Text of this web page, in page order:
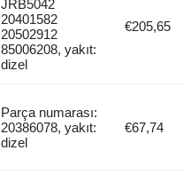
JRB5042
20401582
20502912
85006208, yakıt:
dizel
€205,65
Parça numarası:
20386078, yakıt:
dizel
€67,74